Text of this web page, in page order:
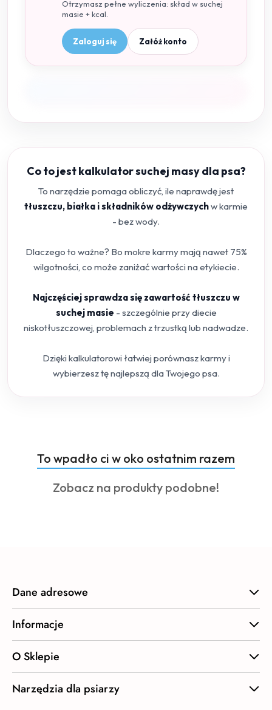
Otrzymasz pełne wyliczenia: skład w suchej
masie + kcal.
Zaloguj się Załóż konto
Co to jest kalkulator suchej masy dla psa?
To narzędzie pomaga obliczyć, ile naprawdę jest
tłuszczu, białka i składników odżywczychw karmie
- bez wody.
Dlaczego to ważne? Bo mokre karmy mają nawet 75%
wilgotności, co może zaniżać wartości na etykiecie.
Najczęściej sprawdza się zawartość tłuszczu w
suchej masie - szczególnie przy diecie
niskotłuszczowej, problemach z trzustką lub nadwadze.
Dzięki kalkulatorowi łatwiej porównasz karmy i
wybierzesz tę najlepszą dla Twojego psa.
Pomiń karuzelę produktów
Produkty
o
statusie:
To wpadło ci w oko ostatnim razem
Produkty
Zobacz na produkty podobne!
Dane adresowe
Informacje
O Sklepie
Narzędzia dla psiarzy